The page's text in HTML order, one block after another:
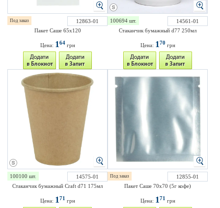
Под заказ
12863-01
Пакет Саше 65х120
Цена: 164грн
100694 шт.
14561-01
Стаканчик бумажный d77 250мл
Цена: 170 грн
100100 шт.
14575-01
Стаканчик бумажный Craft d71 175мл
Цена: 171 грн
Под заказ
12855-01
Пакет Саше 70х70 (5г кофе)
Цена: 171 грн